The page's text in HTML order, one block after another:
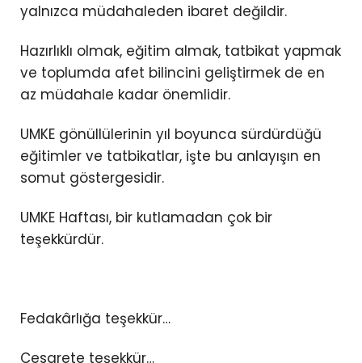
yalnızca müdahaleden ibaret değildir.
Hazırlıklı olmak, eğitim almak, tatbikat yapmak
ve toplumda afet bilincini geliştirmek de en
az müdahale kadar önemlidir.
UMKE gönüllülerinin yıl boyunca sürdürdüğü
eğitimler ve tatbikatlar, işte bu anlayışın en
somut göstergesidir.
UMKE Haftası, bir kutlamadan çok bir
teşekkürdür.
Fedakârlığa teşekkür…
Cesarete teşekkür…